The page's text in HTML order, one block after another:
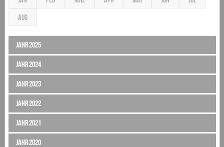
AUG
Jahr 2025
Jahr 2024
Jahr 2023
Jahr 2022
Jahr 2021
Jahr 2020